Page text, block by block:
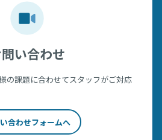
い合わせ
の課題に合わせてスタッフがご対応
合わせフォームへ